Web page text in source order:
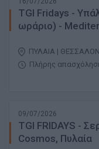
TGI Fridays -
ωράριο) -
ΠΥΛΑΙΑ |
Πλήρης
09/07/2026
TGI FRIDAYS -
Cosmos, Πυλαία